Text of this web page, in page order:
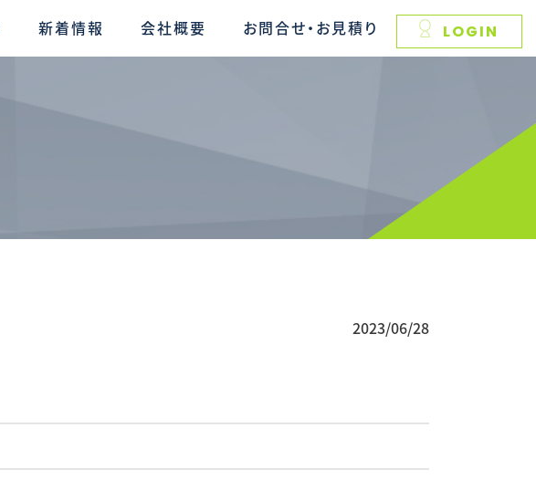
新着情報 会社概要 お問合せ・お見積り LOGIN
2023/06/28